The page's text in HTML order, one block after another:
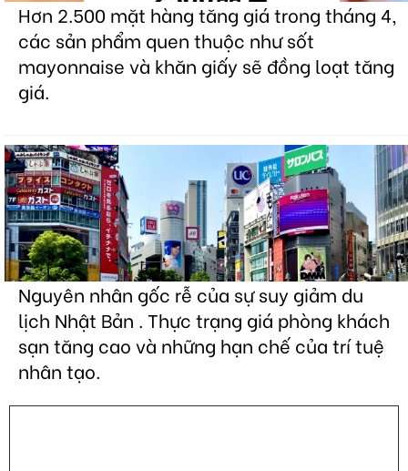
Hơn 2.500 mặt hàng tăng giá trong tháng 4,
các sản phẩm quen thuộc như sốt
mayonnaise và khăn giấy sẽ đồng loạt tăng
giá.
Nguyên nhân gốc rễ của sự suy giảm du
lịch Nhật Bản . Thực trạng giá phòng khách
sạn tăng cao và những hạn chế của trí tuệ
nhân tạo.